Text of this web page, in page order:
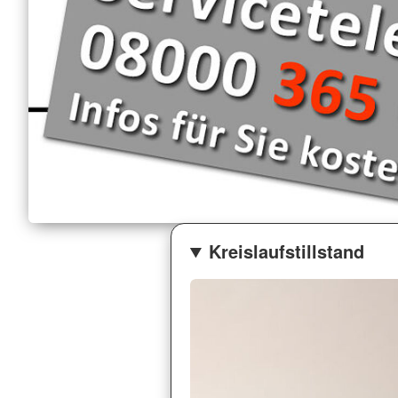
Kreislaufstillstand